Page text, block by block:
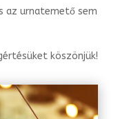
az urnatemető sem
köszönjük!